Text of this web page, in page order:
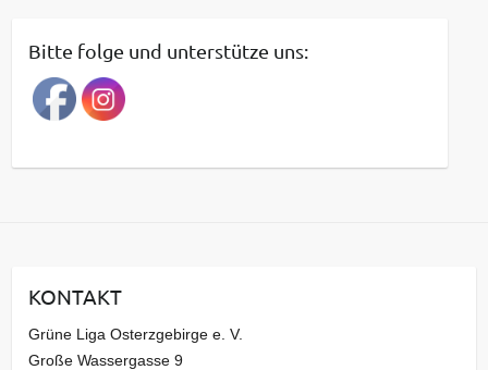
r
a
g
a
v
Bitte folge und unterstütze uns:
KONTAKT
Grüne Liga Osterzgebirge e. V.
Große Wassergasse 9